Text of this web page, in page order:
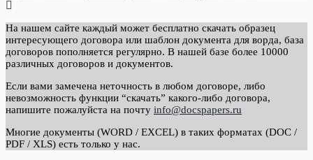
На нашем сайте каждый может бесплатно скачать образец
интересующего договора или шаблон документа для ворда, база
договоров пополняется регулярно. В нашей базе более 10000
различных договоров и документов.
Если вами замечена неточность в любом договоре, либо
невозможность функции “скачать” какого-либо договора,
напишите пожалуйста на почту info@docspapers.ru
Многие документы (WORD / EXCEL) в таких форматах (DOC /
PDF / XLS) есть только у нас.